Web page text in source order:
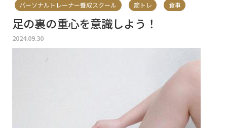
パーソナルトレーナー養成スクール
筋トレ 食事
足の裏の重心を意識しよう！
2024.09.30